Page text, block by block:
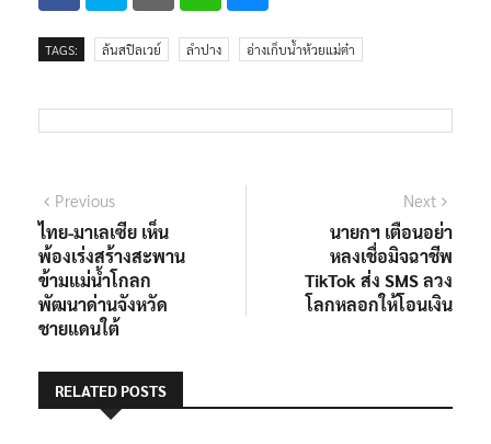
TAGS: ล้นสปิลเวย์ ลำปาง อ่างเก็บน้ำห้วยแม่ต๋า
แนะแนว
เรื่อง
PreviousPrevious
post:
ไทย-มาเลเซีย เห็น
พ้องเร่งสร้างสะพาน
ข้ามแม่น้ำโกลก
พัฒนาด่านจังหวัด
ชายแดนใต้
Next
post:
นายกฯ เตือนอย่า
หลงเชื่อมิจฉาชีพ
TikTok ส่ง SMS ลวง
โลกหลอกให้โอนเงิน
RELATED POSTS